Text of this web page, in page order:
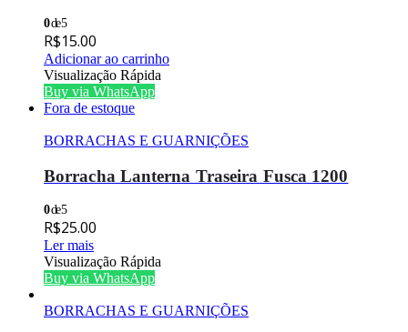
0de 5
R$15.00
Adicionar ao carrinho
Visualização Rápida
Buy via WhatsApp
Fora de estoque
BORRACHAS E GUARNIÇÕES
Borracha Lanterna Traseira Fusca 1200
0de 5
R$25.00
Ler mais
Visualização Rápida
Buy via WhatsApp
BORRACHAS E GUARNIÇÕES